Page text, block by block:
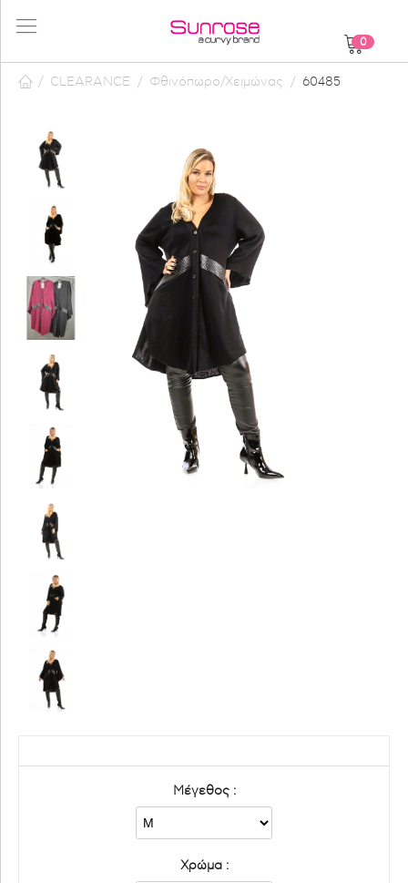
0
/ CLEARANCE / Φθινόπωρο/Χειμώνας / 60485
Μέγεθος :
Xρώμα :